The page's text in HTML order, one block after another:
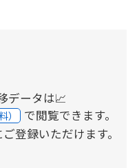
データは📈
） で閲覧できます。
登録いただけます。